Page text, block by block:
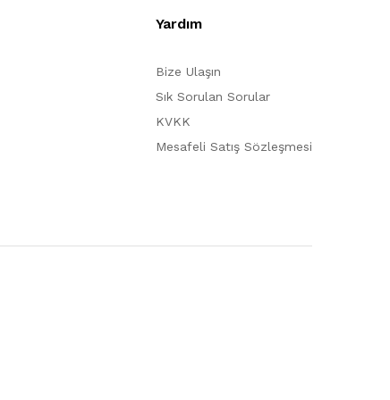
Yardım
Bize Ulaşın
Sık Sorulan Sorular
KVKK
Mesafeli Satış Sözleşmesi